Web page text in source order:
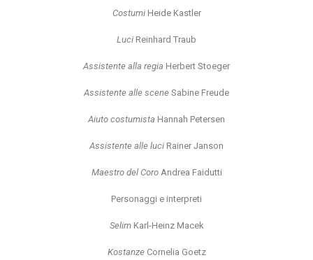
Costumi Heide Kastler
Luci Reinhard Traub
Assistente alla regia Herbert Stoeger
Assistente alle scene Sabine Freude
Aiuto costumista Hannah Petersen
Assistente alle luci Rainer Janson
Maestro del CoroAndrea Faidutti
Personaggi e interpreti
SelimKarl-Heinz Macek
Kostanze Cornelia Goetz